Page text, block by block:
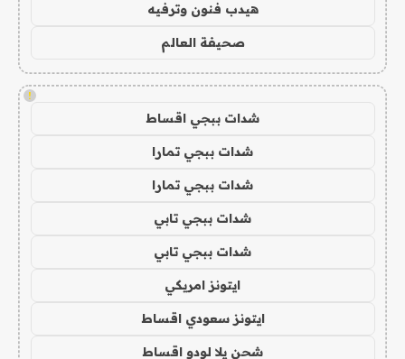
هيدب فنون وترفيه
صحيفة العالم
!
شدات ببجي اقساط
شدات ببجي تمارا
شدات ببجي تمارا
شدات ببجي تابي
شدات ببجي تابي
ايتونز امريكي
ايتونز سعودي اقساط
شحن يلا لودو اقساط